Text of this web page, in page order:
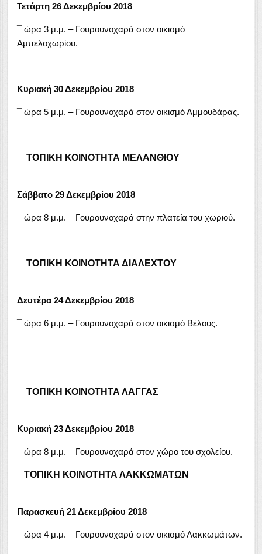
Τετάρτη 26 Δεκεμβρίου 2018
¯ ώρα 3 μ.μ. – Γουρουνοχαρά στον οικισμό
Αμπελοχωρίου.
Κυριακή 30 Δεκεμβρίου 2018
¯ ώρα 5 μ.μ. – Γουρουνοχαρά στον οικισμό Αμμουδάρας.
ΤΟΠΙΚΗ ΚΟΙΝΟΤΗΤΑ ΜΕΛΑΝΘΙΟΥ
Σάββατο 29 Δεκεμβρίου 2018
¯ ώρα 8 μ.μ. – Γουρουνοχαρά στην πλατεία του χωριού.
ΤΟΠΙΚΗ ΚΟΙΝΟΤΗΤΑ ΔΙΑΛΕΧΤΟΥ
Δευτέρα 24 Δεκεμβρίου 2018
¯ ώρα 6 μ.μ. – Γουρουνοχαρά στον οικισμό Βέλους.
ΤΟΠΙΚΗ ΚΟΙΝΟΤΗΤΑ ΛΑΓΓΑΣ
Κυριακή 23 Δεκεμβρίου 2018
¯ ώρα 8 μ.μ. – Γουρουνοχαρά στον χώρο του σχολείου.
ΤΟΠΙΚΗ ΚΟΙΝΟΤΗΤΑ ΛΑΚΚΩΜΑΤΩΝ
Παρασκευή 21 Δεκεμβρίου 2018
¯ ώρα 4 μ.μ. – Γουρουνοχαρά στον οικισμό Λακκωμάτων.